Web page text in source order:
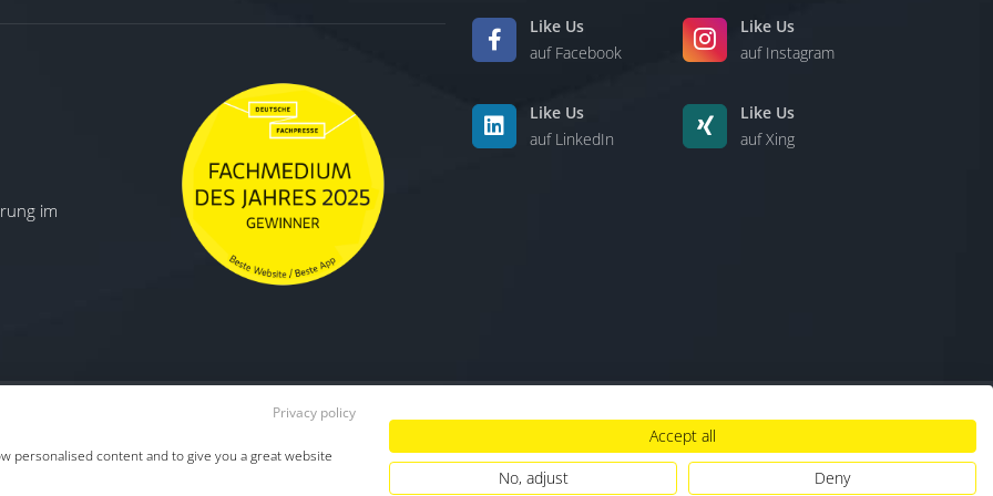
im
Like Us
auf Facebook
Like Us
auf Instagram
Like Us
auf LinkedIn
Like Us
auf Xing
Datenschutz Impressum Hinweisgebersystem
Privacy policy
personalised content and to give you a great website
Accept all
No, adjust
Deny